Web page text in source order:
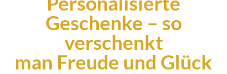
Geschenke – so
verschenkt
man Freude und Glück